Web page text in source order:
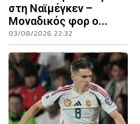
στη Ναϊμέγκεν –
Μοναδικός φορ ο...
03/08/2026 22:32